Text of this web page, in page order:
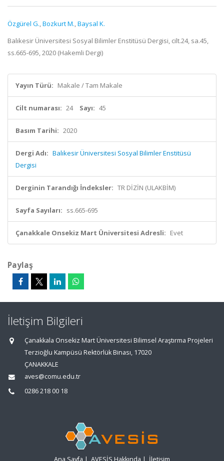
Özgürel G.,Bozkurt M.,Baysal K.
Balıkesir Üniversitesi Sosyal Bilimler Enstitüsü Dergisi, cilt.24, sa.45,
ss.665-695, 2020 (Hakemli Dergi)
Yayın Türü: Makale / Tam Makale
Cilt numarası: 24 Sayı: 45
Basım Tarihi: 2020
Dergi Adı: Balıkesir Üniversitesi Sosyal Bilimler Enstitüsü
Dergisi
Derginin Tarandığı İndeksler: TR DİZİN (ULAKBİM)
Sayfa Sayıları: ss.665-695
Çanakkale Onsekiz Mart Üniversitesi Adresli: Evet
Paylaş
İletişim Bilgileri
Çanakkala Onsekiz Mart Üniversitesi Bilimsel Araştırma Projeleri
Terzioğlu Kampüsü Rektörlük Binası, 17020
ÇANAKKALE
aves@comu.edu.tr
0286 218 00 18
Ana Sayfa | AVESİS Hakkında | İletişim